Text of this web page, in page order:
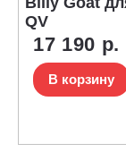
QV
17 190 р.
В корзину